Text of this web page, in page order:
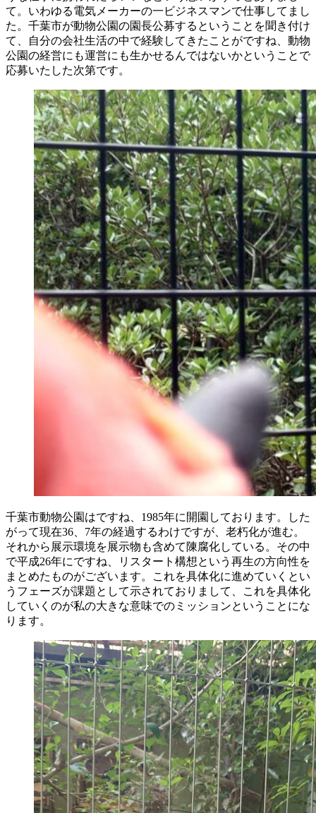
て。いわゆる電気メーカーの一ビジネスマンで仕事してまし
た。千葉市が動物公園の園長公募するということを聞き付け
て、自分の会社生活の中で経験してきたことがですね、動物
公園の経営にも運営にも生かせるんではないかということで
応募いたした次第です。
千葉市動物公園はですね、1985年に開園しております。した
がって現在36、7年の経過するわけですが、老朽化が進む。
それから展示環境を展示物も含めて陳腐化している。その中
で平成26年にですね、リスタート構想という再生の方向性を
まとめたものがございます。これを具体化に進めていくとい
うフェーズが課題として示されておりまして、これを具体化
していくのが私の大きな意味でのミッションということにな
ります。